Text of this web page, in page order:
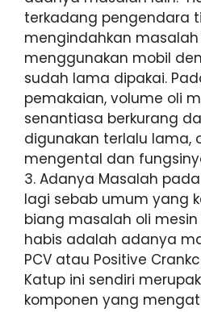
terkadang pengendara
mengindahkan
menggunakan mobil
sudah lama dipakai.
pemakaian, volume oli
senantiasa berkurang
digunakan terlalu lama,
mengental dan
3. Adanya Masalah
lagi sebab umum yang
biang masalah oli
habis adalah adanya
PCV atau Positive
Katup ini sendiri
komponen yang